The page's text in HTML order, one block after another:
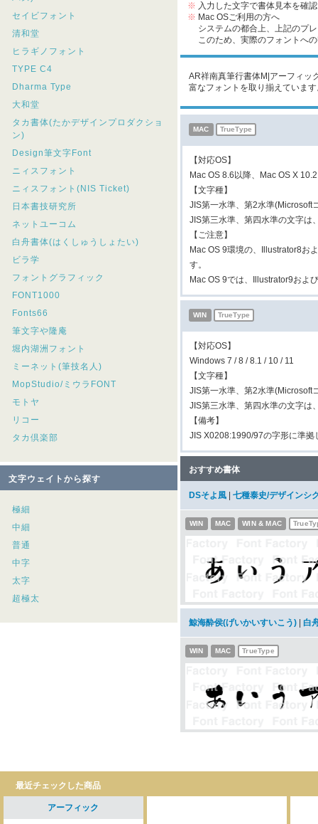
セイビフォント
清和堂
ヒラギノフォント
TYPE C4
Dharma Type
大和堂
タカ書体(たかデザインプロダクショ
ン)
Design筆文字Font
ニィスフォント
ニィスフォント(NIS Ticket)
日本書技研究所
ネットユーコム
白舟書体(はくしゅうしょたい)
ビラ学
フォントグラフィック
FONT1000
Fonts66
筆文字や隆庵
堀内湖洲フォント
ミーネット(筆技名人)
MopStudio/ミウラFONT
モトヤ
リコー
タカ倶楽部
文字ウェイトから探す
極細
中細
普通
中字
太字
超極太
※ 入力した文字で書体見本を確
※ Mac OSご利用の方へ
システムの都合上、上記のプ
このため、実際のフォントへの
AR祥南真筆行書体M|アーフィッ
富なフォントを取り揃えていま
MAC TrueType
【対応OS】
Mac OS 8.6以降、Mac OS X
【文字種】
JIS第一水準、第2水準(Microsoft
JIS第三水準、第四水準の文字は
【ご注意】
Mac OS 9環境の、Illustrator8お
す。
Mac OS 9では、Illustrator9およ
WIN TrueType
【対応OS】
Windows 7 / 8 / 8.1 / 10 / 11
【文字種】
JIS第一水準、第2水準(Microsoft
JIS第三水準、第四水準の文字は
【備考】
JIS X0208:1990/97の字形に準拠
おすすめ書体
DSそよ風 七種泰史/デザインシ
WIN MAC WIN & MAC
鯨海酔侯(げいかいすいこう) 白
WIN MAC TrueType
最近チェックした商品
アーフィック